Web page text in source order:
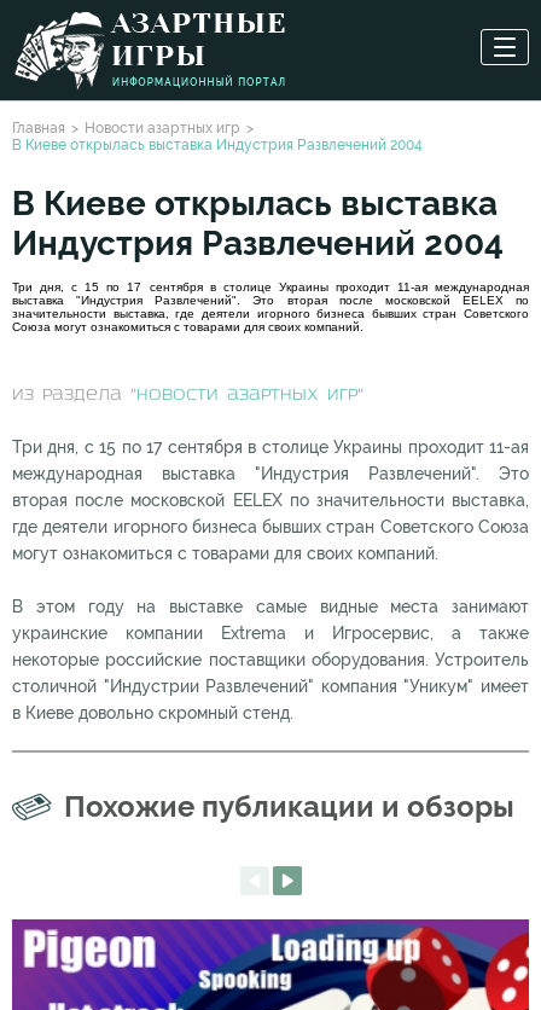
Главная
Новости азартных игр
В Киеве открылась выставка Индустрия Развлечений 2004
В Киеве открылась выставка
Индустрия Развлечений 2004
Три дня, с 15 по 17 сентября в столице Украины проходит 11-ая международная
выставка "Индустрия Развлечений". Это вторая после московской EELEX по
значительности выставка, где деятели игорного бизнеса бывших стран Советского
Союза могут ознакомиться с товарами для своих компаний.
из раздела "Новости азартных игр"
Три дня, с 15 по 17 сентября в столице Украины проходит 11-ая
международная выставка "Индустрия Развлечений". Это
вторая после московской EELEX по значительности выставка,
где деятели игорного бизнеса бывших стран Советского Союза
могут ознакомиться с товарами для своих компаний.
В этом году на выставке самые видные места занимают
украинские компании Extrema и Игросервис, а также
некоторые российские поставщики оборудования. Устроитель
столичной "Индустрии Развлечений" компания "Уникум" имеет
в Киеве довольно скромный стенд.
Похожие публикации и обзоры